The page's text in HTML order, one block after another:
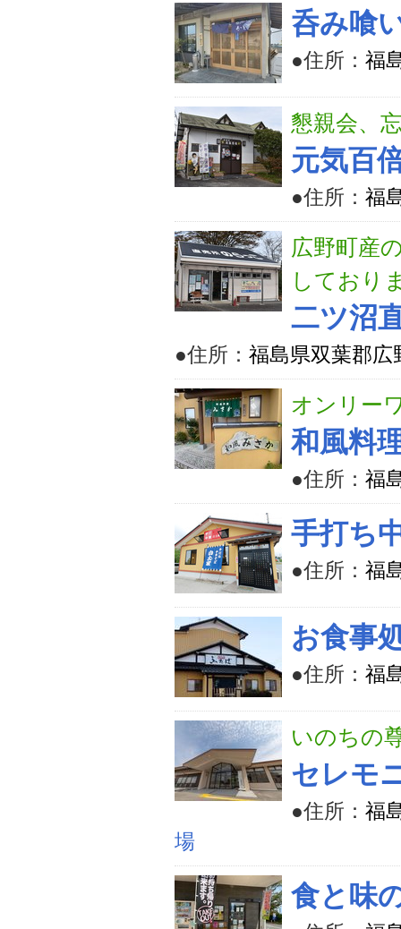
呑み喰
●住所： 福
懇親会、
元気百
●住所： 福
広野町産
しており
二ツ沼
●住所： 福島県双葉郡広
オンリー
和風料
●住所： 福
手打ち
●住所： 福
お食事
●住所： 福
いのちの
セレモ
●住所： 福
場
食と味